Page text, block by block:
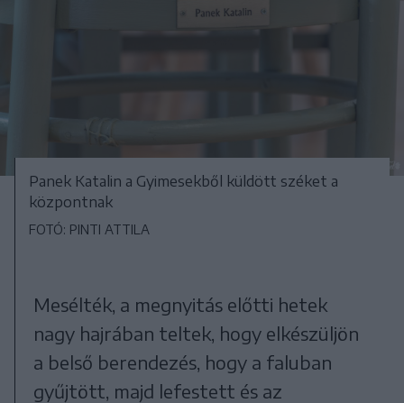
Panek Katalin a Gyimesekből küldött széket a
központnak
FOTÓ: PINTI ATTILA
Mesélték, a megnyitás előtti hetek
nagy hajrában teltek, hogy elkészüljön
a belső berendezés, hogy a faluban
gyűjtött, majd lefestett és az